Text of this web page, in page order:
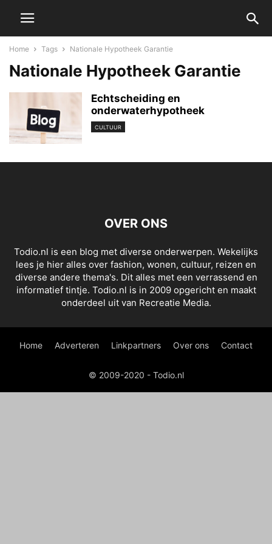
Home Tags Nationale Hypotheek Garantie
Nationale Hypotheek Garantie
Echtscheiding en
onderwaterhypotheek
CULTUUR
OVER ONS
Todio.nl is een blog met diverse onderwerpen. Wekelijks
lees je hier alles over fashion, wonen, cultuur, reizen en
diverse andere thema's. Dit alles met een verrassend en
informatief tintje. Todio.nl is in 2009 opgericht en maakt
onderdeel uit van Recreatie Media.
Home Adverteren Linkpartners Over ons Contact
© 2009-2020 - Todio.nl